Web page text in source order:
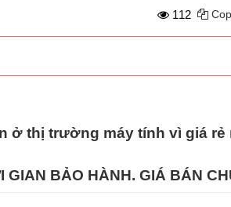
112
ở thị trường máy tính vì giá
BẢO HÀNH. GIÁ BÁN